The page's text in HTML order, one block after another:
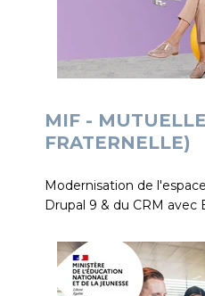
MIF -
FRATERNELLE)
Modernisation de
Drupal 9 & du CRM avec